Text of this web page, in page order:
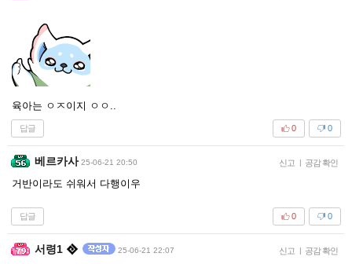
육아는 ㅇㅈ이지 ㅇㅇ..
답글 0
0
베르카사 25-06-21 20:50 신고 | 공감 확인
거반이라도 쉬워서 다행이우
답글 0
0
서령1 25-06-21 22:07 신고 | 공감 확인